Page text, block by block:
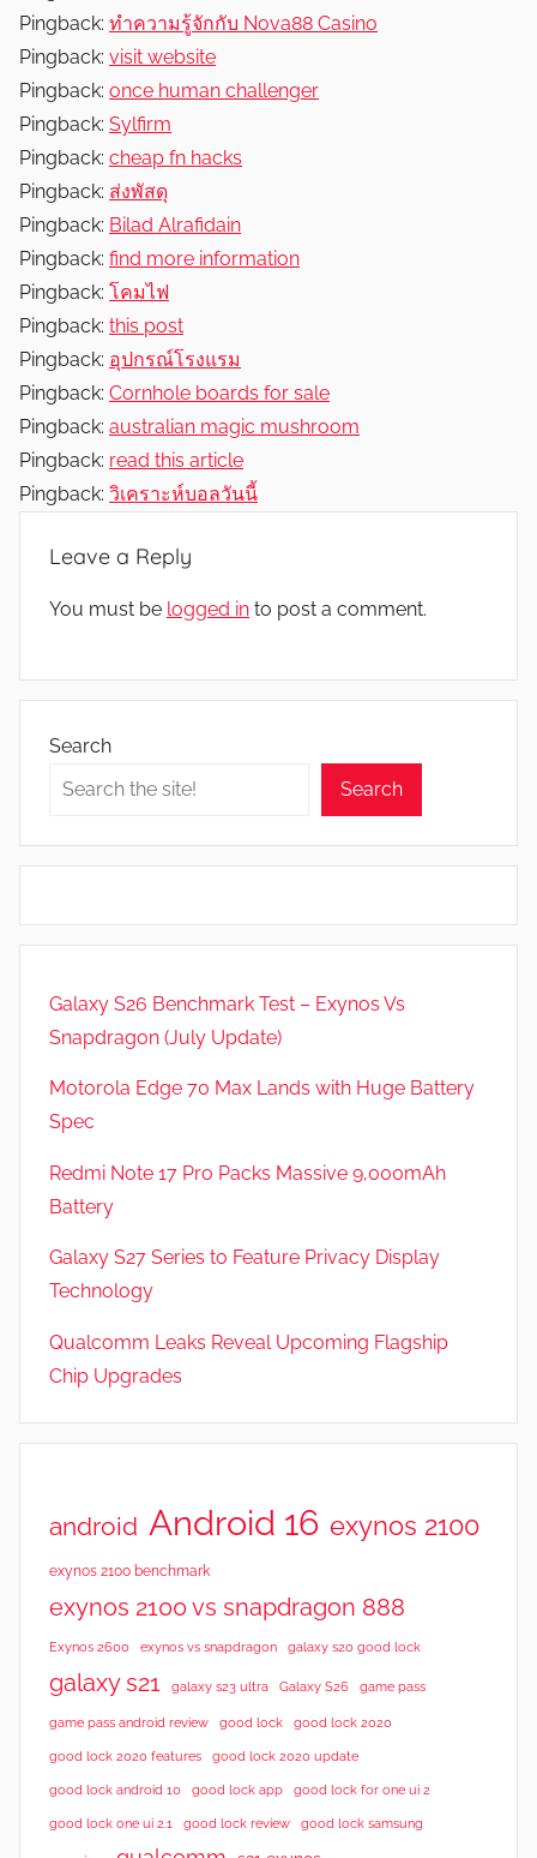
Pingback: ทำความรู้จักกับ Nova88 Casino
Pingback: visit website
Pingback: once human challenger
Pingback: Sylfirm
Pingback: cheap fn hacks
Pingback: ส่งพัสดุ
Pingback: Bilad Alrafidain
Pingback: find more information
Pingback: โคมไฟ
Pingback: this post
Pingback: อุปกรณ์โรงแรม
Pingback: Cornhole boards for sale
Pingback: australian magic mushroom
Pingback: read this article
Pingback: วิเคราะห์บอลวันนี้
Leave a Reply
You must be logged in to post a comment.
Search
Search
Galaxy S26 Benchmark Test – Exynos Vs
Snapdragon (July Update)
Motorola Edge 70 Max Lands with Huge Battery
Spec
Redmi Note 17 Pro Packs Massive 9,000mAh
Battery
Galaxy S27 Series to Feature Privacy Display
Technology
Qualcomm Leaks Reveal Upcoming Flagship
Chip Upgrades
android Android 16 exynos 2100
exynos 2100 benchmark
exynos 2100 vs snapdragon 888
Exynos 2600 exynos vs snapdragon galaxy s20 good lock
galaxy s21 galaxy s23 ultra Galaxy S26 game pass
game pass android review good lock good lock 2020
good lock 2020 features good lock 2020 update
good lock android 10 good lock app good lock for one ui 2
good lock one ui 2.1 good lock review good lock samsung